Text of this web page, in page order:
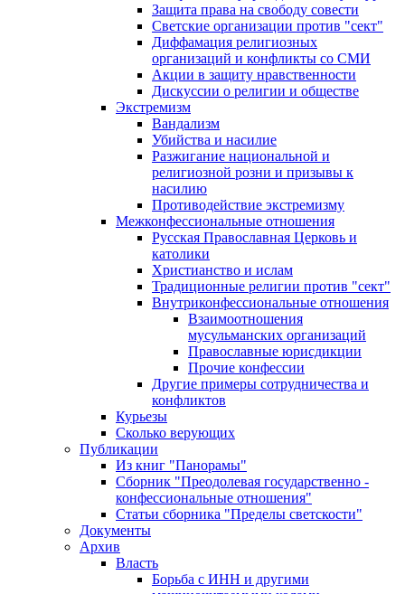
Защита права на свободу совести
Светские организации против "сект"
Диффамация религиозных
организаций и конфликты со СМИ
Акции в защиту нравственности
Дискуссии о религии и обществе
Экстремизм
Вандализм
Убийства и насилие
Разжигание национальной и
религиозной розни и призывы к
насилию
Противодействие экстремизму
Межконфессиональные отношения
Русская Православная Церковь и
католики
Христианство и ислам
Традиционные религии против "сект"
Внутриконфессиональные отношения
Взаимоотношения
мусульманских организаций
Православные юрисдикции
Прочие конфессии
Другие примеры сотрудничества и
конфликтов
Курьезы
Сколько верующих
Публикации
Из книг "Панорамы"
Сборник "Преодолевая государственно -
конфессиональные отношения"
Статьи сборника "Пределы светскости"
Документы
Архив
Власть
Борьба с ИНН и другими